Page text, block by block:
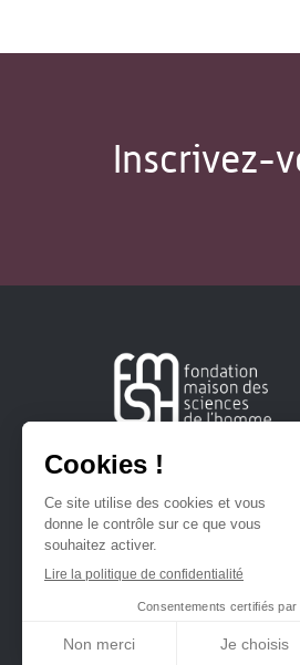
Inscrivez-
Créée en 1963, la
soutient la recherche et la
sciences humaines et sociales.